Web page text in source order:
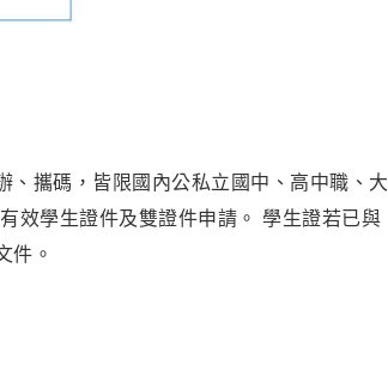
、攜碼，皆限國內公私立國中、高中職、大
效學生證件及雙證件申請。 學生證若已與
件。